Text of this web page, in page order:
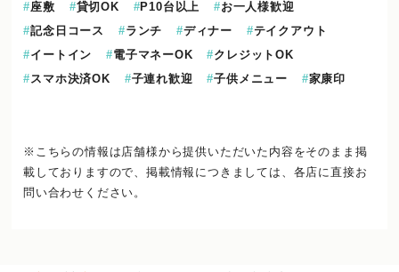
座敷 貸切OK P10台以上
お一人様歓迎
記念日コース
ランチ ディナー
テイクアウト
イートイン
電子マネーOK
クレジットOK
スマホ決済OK
子連れ歓迎 子供メニュー 家康印
※こちらの情報は店舗様から提供いただいた内容をそのまま掲
載しておりますので、掲載情報につきましては、各店に直接お
問い合わせください。